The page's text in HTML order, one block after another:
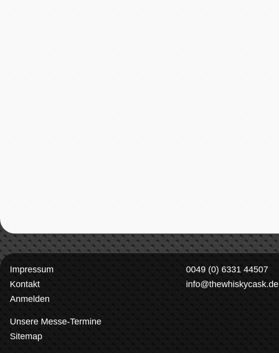
Impressum
Kontakt
Anmelden
Unsere Messe-Termine
Sitemap
0049 (0) 6331 44507
info@thewhiskycask.de